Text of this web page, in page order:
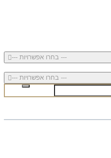
--- בחרו אפשרויות ---
--- בחרו אפשרויות ---